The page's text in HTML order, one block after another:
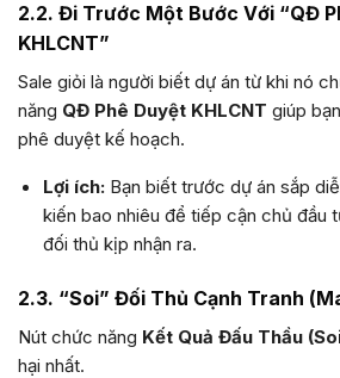
2.2. Đi Trước Một Bước Với “QĐ
KHLCNT”
Sale giỏi là người biết dự án từ khi nó
năng QĐ Phê Duyệt KHLCNT giúp
phê duyệt kế hoạch.
Lợi ích:Bạn biết trước dự án sắp
kiến bao nhiêu để tiếp cận chủ đầu
đối thủ kịp nhận ra.
2.3. “Soi” Đối Thủ Cạnh Tranh
Nút chức năng Kết Quả Đấu Thầu
hại nhất.